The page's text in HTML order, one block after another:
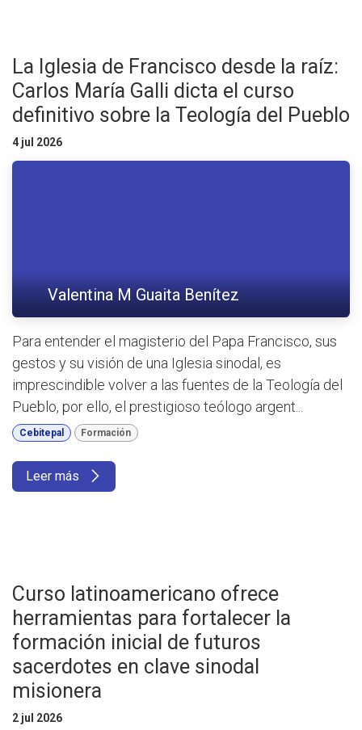
La Iglesia de Francisco desde la raíz:
Carlos María Galli dicta el curso
definitivo sobre la Teología del Pueblo
4 jul 2026
Valentina M Guaita Benítez
Para entender el magisterio del Papa Francisco, sus
gestos y su visión de una Iglesia sinodal, es
imprescindible volver a las fuentes de la Teología del
Pueblo, por ello, el prestigioso teólogo argent...
Cebitepal Formación
Leer más
Curso latinoamericano ofrece
herramientas para fortalecer la
formación inicial de futuros
sacerdotes en clave sinodal
misionera
2 jul 2026